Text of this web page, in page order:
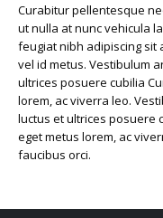
Curabitur pellentesque
ut nulla at nunc vehicula
feugiat nibh adipiscing sit
vel id metus. Vestibulum
ultrices posuere cubilia
lorem, ac viverra leo.
luctus et ultrices posuere
eget metus lorem, ac
faucibus orci.